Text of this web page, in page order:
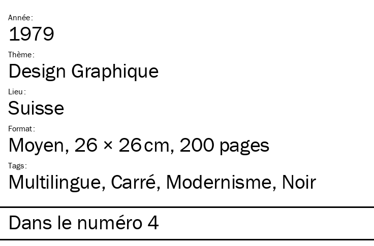
Année:
1979
Thème:
Design Graphique
Lieu :
Suisse
Format:
Moyen, 26 × 26 cm, 200 pages
Tags:
Multilingue Carré Modernisme Noir
Dans le numéro 4